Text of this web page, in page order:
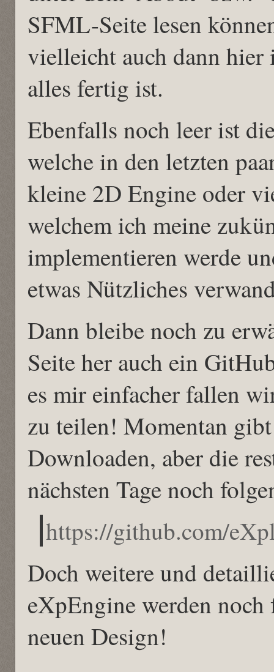
SFML-Seite lesen
vielleicht auch dann hier
alles fertig ist.
Ebenfalls noch leer ist
welche in den letzten
kleine 2D Engine oder
welchem ich meine
implementieren werde
etwas Nützliches
Dann bleibe noch zu
Seite her auch ein
es mir einfacher fallen
zu teilen! Momentan
Downloaden, aber die
nächsten Tage noch
https://github.com/
Doch weitere und
eXpEngine werden
neuen Design!